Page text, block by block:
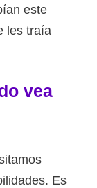
este
les traía
vea
Es